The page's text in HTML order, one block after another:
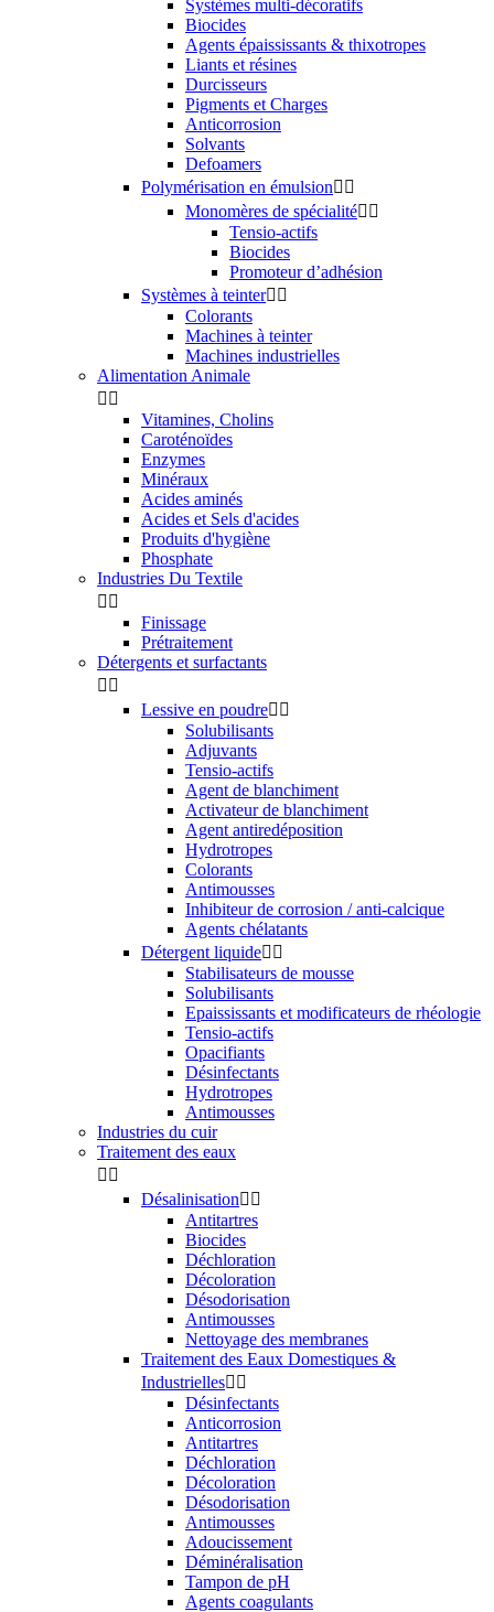
Systèmes multi-décoratifs
Biocides
Agents épaississants & thixotropes
Liants et résines
Durcisseurs
Pigments et Charges
Anticorrosion
Solvants
Defoamers
Polymérisation en émulsion 
Monomères de spécialité 
Tensio-actifs
Biocides
Promoteur d’adhésion
Systèmes à teinter 
Colorants
Machines à teinter
Machines industrielles
Alimentation Animale
 
Vitamines, Cholins
Caroténoïdes
Enzymes
Minéraux
Acides aminés
Acides et Sels d'acides
Produits d'hygiène
Phosphate
Industries Du Textile
 
Finissage
Prétraitement
Détergents et surfactants
 
Lessive en poudre 
Solubilisants
Adjuvants
Tensio-actifs
Agent de blanchiment
Activateur de blanchiment
Agent antiredéposition
Hydrotropes
Colorants
Antimousses
Inhibiteur de corrosion / anti-calcique
Agents chélatants
Détergent liquide 
Stabilisateurs de mousse
Solubilisants
Epaississants et modificateurs de rhéologie
Tensio-actifs
Opacifiants
Désinfectants
Hydrotropes
Antimousses
Industries du cuir
Traitement des eaux
 
Désalinisation 
Antitartres
Biocides
Déchloration
Décoloration
Désodorisation
Antimousses
Nettoyage des membranes
Traitement des Eaux Domestiques &
Industrielles 
Désinfectants
Anticorrosion
Antitartres
Déchloration
Décoloration
Désodorisation
Antimousses
Adoucissement
Déminéralisation
Tampon de pH
Agents coagulants